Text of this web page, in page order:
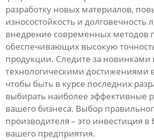
разработку новых материалов,
износостойкость и долговечность
внедрение современных методов
обеспечивающих высокую
продукции. Следите за новинками
технологическими достижениями
чтобы быть в курсе последних
выбирать наиболее эффективные
вашего бизнеса. Выбор
производителя – это инвестиция в
вашего предприятия.